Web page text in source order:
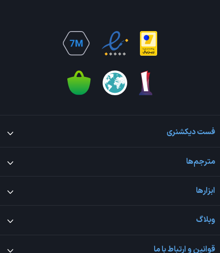
فست دیکشنری
مترجم‌ها
ابزارها
وبلاگ
قوانین و ارتباط با ما